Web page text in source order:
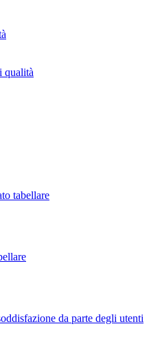
qualità
tabellare
da parte degli utenti